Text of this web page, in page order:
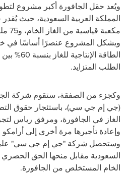
ويُعد حقل الجافورة أكبر مشروع
المملكة
ويشكل المشروع عنصرًا أساسًا في
الطلب المتزايد.
وكجزء من الصفقة، ستقوم شركة
(جي إم جي سي)، باستئجار حقوق
الغاز في الجافورة، ومرفق رياس
وستحصل شركة "جي إم جي سي" على
السعودية مقابل منحها الحق الحصري
الخام المستخلص من الجافورة.